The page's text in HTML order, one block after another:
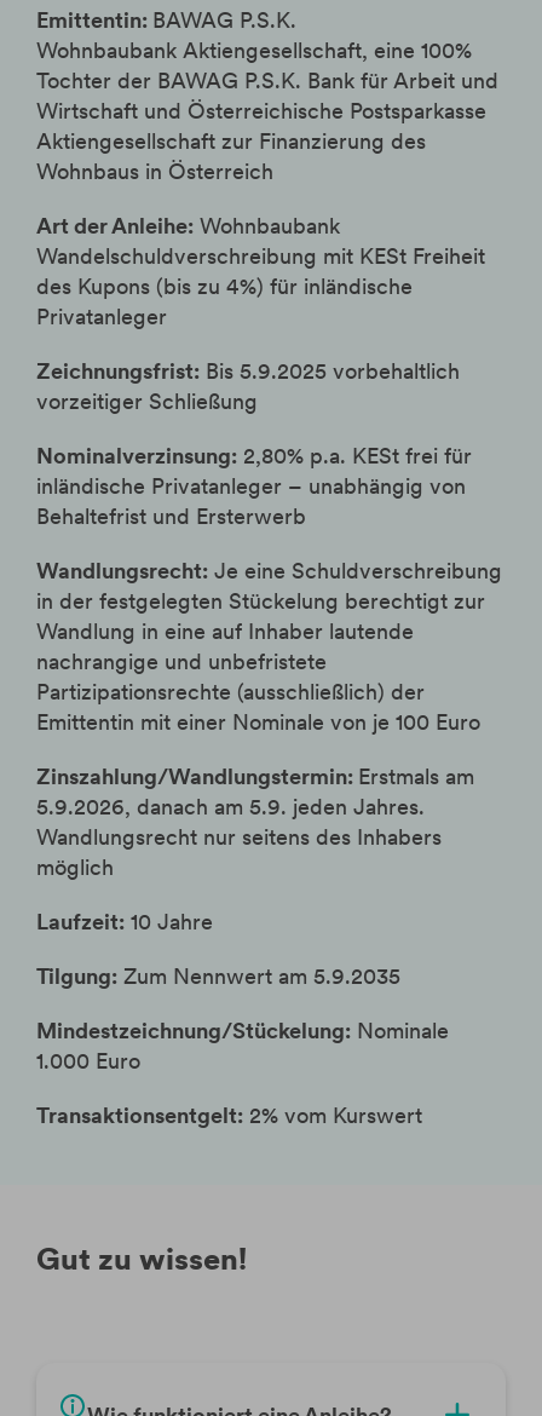
Dieses Wertpapier ist von keinerlei
Einlagensicherungssystem gedeckt.
Emittentin: BAWAG P.S.K.
Wohnbaubank Aktiengesellschaft, eine 100%
Tochter der BAWAG P.S.K. Bank für Arbeit und
Wirtschaft und Österreichische Postsparkasse
Aktiengesellschaft zur Finanzierung des
Wohnbaus in Österreich
Art der Anleihe: Wohnbaubank
Wandelschuldverschreibung mit KESt Freiheit
des Kupons (bis zu 4%) für inländische
Privatanleger
Zeichnungsfrist: Bis 5.9.2025 vorbehaltlich
vorzeitiger Schließung
Nominalverzinsung: 2,80% p.a. KESt frei für
inländische Privatanleger – unabhängig von
Behaltefrist und Ersterwerb
Wandlungsrecht: Je eine Schuldverschreibung
in der festgelegten Stückelung berechtigt zur
Wandlung in eine auf Inhaber lautende
nachrangige und unbefristete
Partizipationsrechte (ausschließlich) der
Emittentin mit einer Nominale von je 100 Euro
Zinszahlung/Wandlungstermin: Erstmals am
5.9.2026, danach am 5.9. jeden Jahres.
Wandlungsrecht nur seitens des Inhabers
möglich
Laufzeit: 10 Jahre
Tilgung: Zum Nennwert am 5.9.2035
Mindestzeichnung/Stückelung: Nominale
1.000 Euro
Transaktionsentgelt: 2% vom Kurswert
Gut zu wissen!